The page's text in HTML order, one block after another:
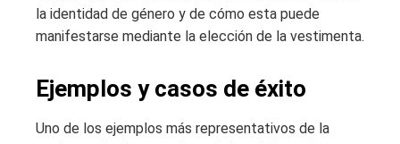
la identidad de género y de cómo esta puede
manifestarse mediante la elección de la vestimenta.
Ejemplos y casos de éxito
Uno de los ejemplos más representativos de la